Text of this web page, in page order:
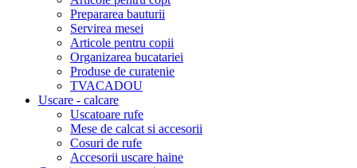
Prepararea bauturii
Servirea mesei
Articole pentru copii
Organizarea bucatariei
Produse de curatenie
TVACADOU
Uscare - calcare
Uscatoare rufe
Mese de calcat si accesorii
Cosuri de rufe
Accesorii uscare haine